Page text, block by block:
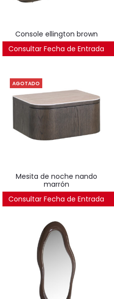
console ellington brown
1.212€
Consultar Fecha de Entrada
AGOTADO
mesita de noche nando
marrón
380€
Consultar Fecha de Entrada